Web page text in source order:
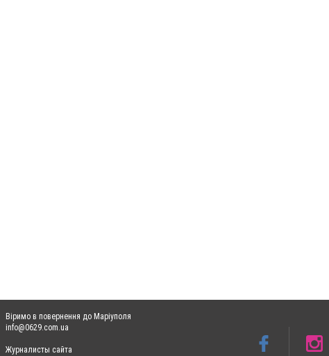
Віримо в повернення до Маріуполя
info@0629.com.ua
Журналисты сайта